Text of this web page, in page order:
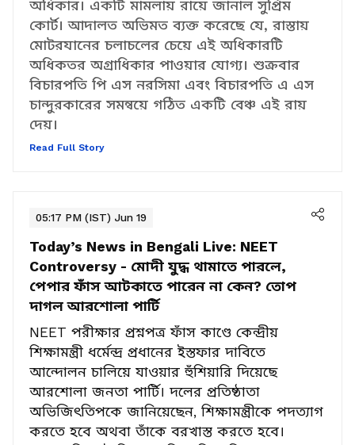
সংবিধানের আওতায় সুরক্ষিত একটি মৌলিক
অধিকার। একটি মামলায় রায়ে জানাল সুপ্রিম
কোর্ট। আদালত অভিমত ব্যক্ত করেছে যে, রাস্তায়
মোটরযানের চলাচলের চেয়ে এই অধিকারটি
অধিকতর অগ্রাধিকার পাওয়ার যোগ্য। শুক্রবার
বিচারপতি পি এস নরসিমা এবং বিচারপতি এ এস
চান্দুরকারের সমন্বয়ে গঠিত একটি বেঞ্চ এই রায়
দেয়।
05:17 PM (IST) Jun 19
Today’s News in Bengali Live: NEET
Controversy - মোদী যুদ্ধ থামাতে পারলে,
পেপার ফাঁস আটকাতে পারেন না কেন? তোপ
দাগল আরশোলা পার্টি
NEET পরীক্ষার প্রশ্নপত্র ফাঁস কাণ্ডে কেন্দ্রীয়
শিক্ষামন্ত্রী ধর্মেন্দ্র প্রধানের ইস্তফার দাবিতে
আন্দোলন চালিয়ে যাওয়ার হুঁশিয়ারি দিয়েছে
আরশোলা জনতা পার্টি। দলের প্রতিষ্ঠাতা
অভিজিৎতিপকে জানিয়েছেন, শিক্ষামন্ত্রীকে পদত্যাগ